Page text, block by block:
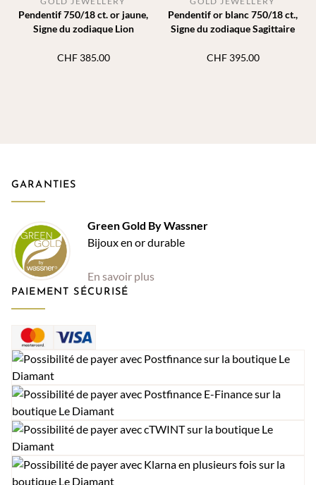
Pendentif 750/18 ct. or jaune,
Signe du zodiaque Lion
CHF385.00
Pendentif or blanc 750/18 ct.,
Signe du zodiaque Sagittaire
CHF395.00
GARANTIES
Green Gold By Wassner
Bijoux en or durable
En savoir plus
PAIEMENT SÉCURISÉ